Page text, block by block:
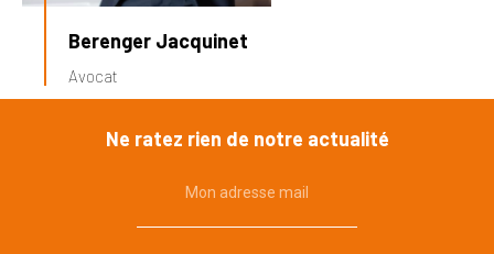
Berenger Jacquinet
Avocat
Ne ratez rien de notre actualité
Mon adresse mail